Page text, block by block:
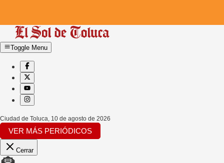
Toggle Menu
Ciudad de Toluca 10 de agosto de 2026
VER MÁS PERIÓDICOS
Cerrar